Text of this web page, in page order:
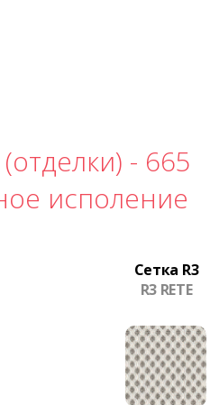
- 665
исполение
Сетка R3
R3 RETE